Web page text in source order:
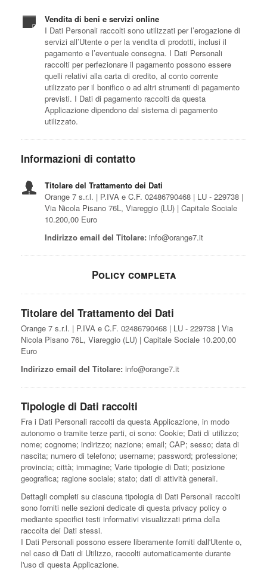
Vendita di beni e servizi online
I Dati Personali raccolti sono utilizzati per l’erogazione di
servizi all’Utente o per la vendita di prodotti, inclusi il
pagamento e l’eventuale consegna. I Dati Personali
raccolti per perfezionare il pagamento possono essere
quelli relativi alla carta di credito, al conto corrente
utilizzato per il bonifico o ad altri strumenti di pagamento
previsti. I Dati di pagamento raccolti da questa
Applicazione dipendono dal sistema di pagamento
utilizzato.
Informazioni di contatto
Titolare del Trattamento dei Dati
Orange 7 s.r.l. | P.IVA e C.F. 02486790468 | LU - 229738 |
Via Nicola Pisano 76L, Viareggio (LU) | Capitale Sociale
10.200,00 Euro
Indirizzo email del Titolare: info@orange7.it
Policy completa
Titolare del Trattamento dei Dati
Orange 7 s.r.l. | P.IVA e C.F. 02486790468 | LU - 229738 | Via
Nicola Pisano 76L, Viareggio (LU) | Capitale Sociale 10.200,00
Euro
Indirizzo email del Titolare: info@orange7.it
Tipologie di Dati raccolti
Fra i Dati Personali raccolti da questa Applicazione, in modo
autonomo o tramite terze parti, ci sono: Cookie; Dati di utilizzo;
nome; cognome; indirizzo; nazione; email; CAP; sesso; data di
nascita; numero di telefono; username; password; professione;
provincia; città; immagine; Varie tipologie di Dati; posizione
geografica; ragione sociale; stato; dati di attività generali.
Dettagli completi su ciascuna tipologia di Dati Personali raccolti
sono forniti nelle sezioni dedicate di questa privacy policy o
mediante specifici testi informativi visualizzati prima della
raccolta dei Dati stessi.
I Dati Personali possono essere liberamente forniti dall'Utente o,
nel caso di Dati di Utilizzo, raccolti automaticamente durante
l'uso di questa Applicazione.